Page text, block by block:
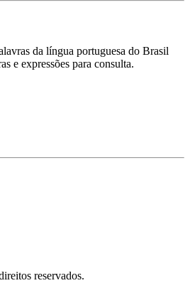
da língua portuguesa do Brasil
e expressões para consulta.
reservados.